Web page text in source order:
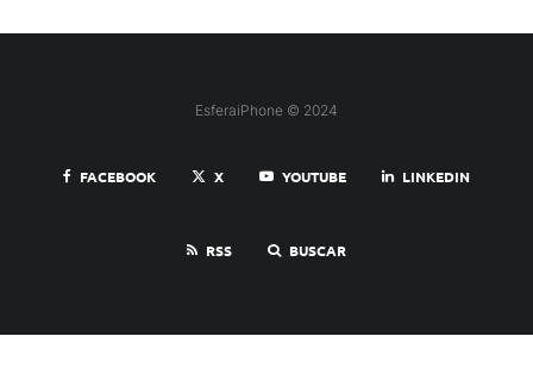
EsferaiPhone © 2024
FACEBOOK X YOUTUBE LINKEDIN
RSS BUSCAR